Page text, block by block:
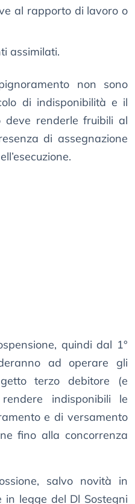
al rapporto di lavoro o
assimilati.
non sono
di indisponibilità e il
deve renderle fruibili al
di assegnazione
quindi dal 1°
ad operare gli
terzo debitore (e
indisponibili le
e di versamento
fino alla concorrenza
salvo novità in
legge del Dl Sostegni